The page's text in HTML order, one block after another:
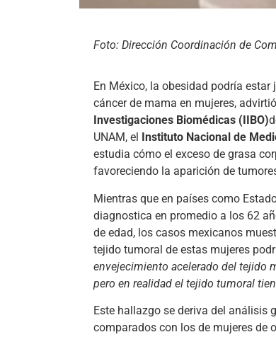
Foto: Dirección Coordinación de
En México, la obesidad podría
cáncer de mama en mujeres, advirtió
Investigaciones Biomédicas (IIBO)
UNAM, el
Instituto Nacional de
estudia cómo el exceso de grasa
favoreciendo la aparición de
Mientras que en países como
diagnostica en promedio a los 62
de edad, los casos mexicanos
tejido tumoral de estas mujeres
envejecimiento acelerado del tejido
pero en realidad el tejido tumoral
Este hallazgo se deriva del análisis
comparados con los de mujeres de